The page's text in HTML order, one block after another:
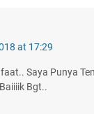
at 17:29
Saya Punya
Bgt..